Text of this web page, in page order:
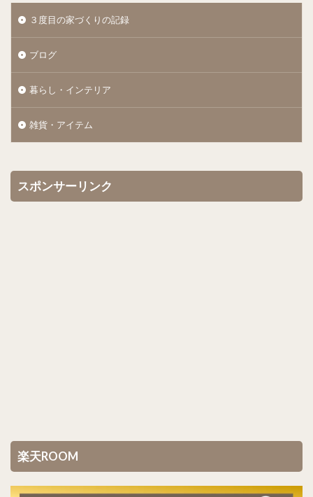
３度目の家づくりの記録
ブログ
暮らし・インテリア
雑貨・アイテム
スポンサーリンク
楽天ROOM